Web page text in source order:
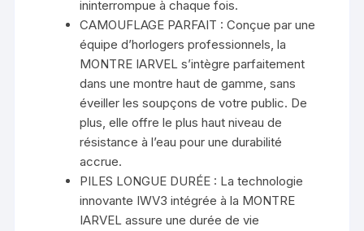
ininterrompue à chaque fois.
CAMOUFLAGE PARFAIT : Conçue par une
équipe d’horlogers professionnels, la
MONTRE IARVEL s’intègre parfaitement
dans une montre haut de gamme, sans
éveiller les soupçons de votre public. De
plus, elle offre le plus haut niveau de
résistance à l’eau pour une durabilité
accrue.
PILES LONGUE DURÉE : La technologie
innovante IWV3 intégrée à la MONTRE
IARVEL assure une durée de vie